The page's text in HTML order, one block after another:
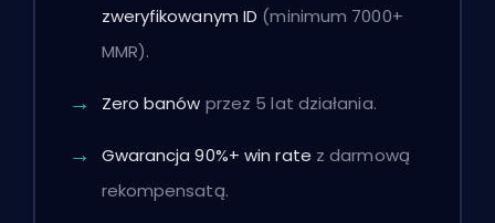
zweryfikowanym ID (minimum 7000+
MMR).
Zero banów przez 5 lat działania.
Gwarancja 90%+ win rate z darmową
rekompensatą.